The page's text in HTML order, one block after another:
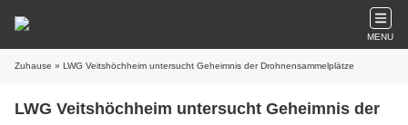
MENU
Zuhause » LWG Veitshöchheim untersucht Geheimnis der Drohnensammelplätze
LWG Veitshöchheim untersucht Geheimnis der